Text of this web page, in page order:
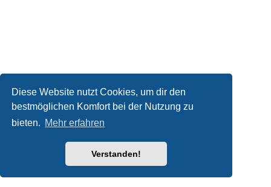
Diese Website nutzt Cookies, um dir den
bestmöglichen Komfort bei der Nutzung zu
bieten. Mehr erfahren
Verstanden!